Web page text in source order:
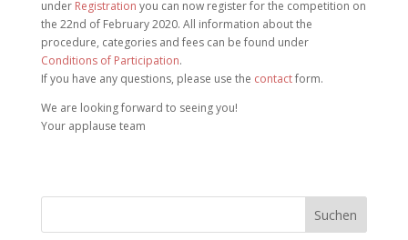
under Registration you can now register for the competition on
the 22nd of February 2020. All information about the
procedure, categories and fees can be found under
Conditions of Participation.
If you have any questions, please use the contactform.
We are looking forward to seeing you!
Your applause team